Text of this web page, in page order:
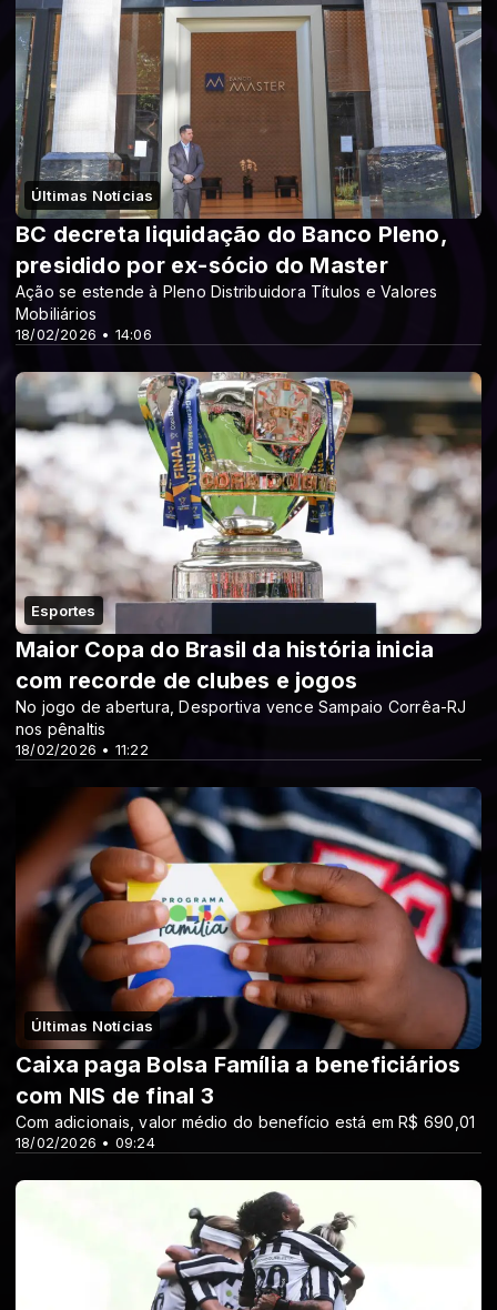
Últimas Notícias
18/02/2026 • 14:06
BC decreta liquidação do Banco Pleno,
presidido por ex-sócio do Master
Ação se estende à Pleno Distribuidora Títulos e Valores
Mobiliários
Esportes
18/02/2026 • 11:22
Maior Copa do Brasil da história inicia
com recorde de clubes e jogos
No jogo de abertura, Desportiva vence Sampaio Corrêa-RJ
nos pênaltis
Últimas Notícias
18/02/2026 • 09:24
Caixa paga Bolsa Família a beneficiários
com NIS de final 3
Com adicionais, valor médio do benefício está em R$ 690,01